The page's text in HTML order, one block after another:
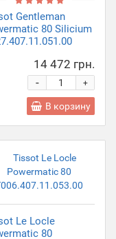
Gentleman
80 Silicium
14 472 грн.
+
-
В корзину
Le Locle
80